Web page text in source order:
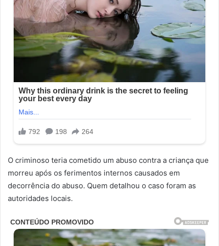
O criminoso teria cometido um abuso contra a criança que
morreu após os ferimentos internos causados em
decorrência do abuso. Quem detalhou o caso foram as
autoridades locais.